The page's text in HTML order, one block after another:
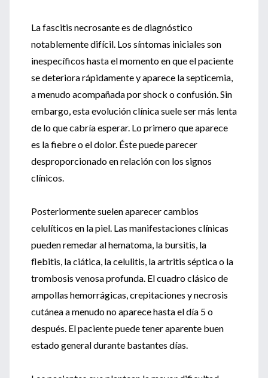
La fascitis necrosante es de diagnóstico
notablemente difícil. Los síntomas iniciales son
inespecíficos hasta el momento en que el paciente
se deteriora rápidamente y aparece la septicemia,
a menudo acompañada por shock o confusión. Sin
embargo, esta evolución clínica suele ser más lenta
de lo que cabría esperar. Lo primero que aparece
es la fiebre o el dolor. Éste puede parecer
desproporcionado en relación con los signos
clínicos.
Posteriormente suelen aparecer cambios
celulíticos en la piel. Las manifestaciones clínicas
pueden remedar al hematoma, la bursitis, la
flebitis, la ciática, la celulitis, la artritis séptica o la
trombosis venosa profunda. El cuadro clásico de
ampollas hemorrágicas, crepitaciones y necrosis
cutánea a menudo no aparece hasta el día 5 o
después. El paciente puede tener aparente buen
estado general durante bastantes días.